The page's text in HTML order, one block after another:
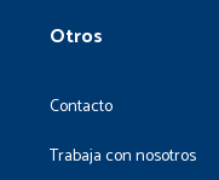
Otros
Contacto
Trabaja con nosotros